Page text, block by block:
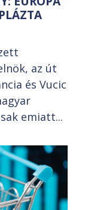
az út
és Vucic
emiatt...